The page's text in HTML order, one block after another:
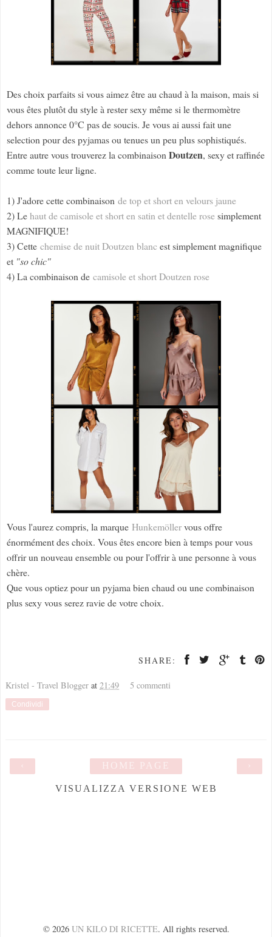
Des choix parfaits si vous aimez être au chaud à la maison, mais si
vous êtes plutôt du style à rester sexy même si le thermomètre
dehors annonce 0°C pas de soucis. Je vous ai aussi fait une
selection pour des pyjamas ou tenues un peu plus sophistiqués.
Entre autre vous trouverez la combinaison Doutzen, sexy et raffinée
comme toute leur ligne.
1) J'adore cette combinaison de top et short en velours jaune
2) Lehaut de camisole et short en satin et dentelle rosesimplement
MAGNIFIQUE!
3) Cette chemise de nuit Doutzen blanc est simplement magnifique
et "so chic"
4) La combinaison de camisole et short Doutzen rose
Vous l'aurez compris, la marque Hunkemöllervous offre
énormément des choix. Vous êtes encore bien à temps pour vous
offrir un nouveau ensemble ou pour l'offrir à une personne à vous
chère.
Que vous optiez pour un pyjama bien chaud ou une combinaison
plus sexy vous serez ravie de votre choix.
SHARE:
Kristel - Travel Blogger at 21:49 5 commenti
Condividi
›
HOME PAGE
VISUALIZZA VERSIONE WEB
© 2026 UN KILO DI RICETTE. All rights reserved.